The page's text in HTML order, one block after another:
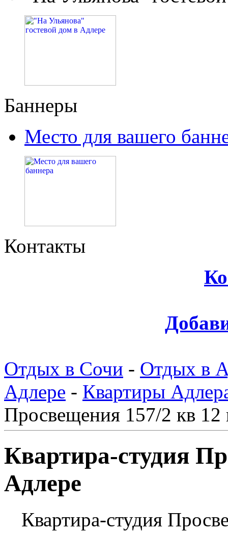
Баннеры
Место для вашего
Контакты
Отдых в Сочи - Отдых в
Адлере - Квартиры
Просвещения 157/2 кв 12
Квартира-студия
Адлере
Квартира-студия